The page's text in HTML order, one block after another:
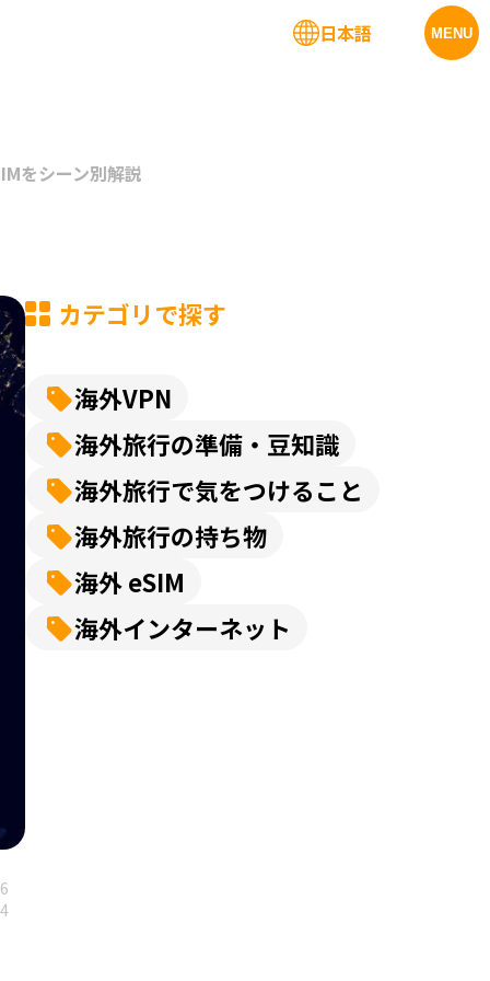
MENU
日本語
をシーン別解説
カテゴリで探す
海外VPN
海外旅行の準備・豆知識
海外旅行で気をつけること
海外旅行の持ち物
海外 eSIM
海外インターネット